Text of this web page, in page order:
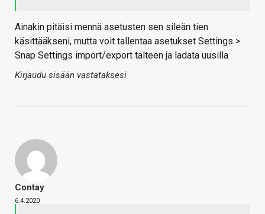
Ainakin pitäisi mennä asetusten sen sileän tien
käsittääkseni, mutta voit tallentaa asetukset Settings >
Snap Settings import/export talteen ja ladata uusilla
Kirjaudu sisään vastataksesi
Contay
6.4.2020